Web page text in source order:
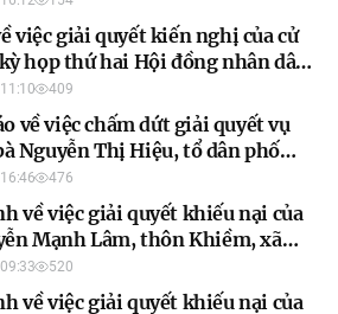
việc giải quyết kiến nghị của cử
họp thứ hai Hội đồng nhân dân
XIX409
về việc chấm dứt giải quyết vụ
Nguyễn Thị Hiệu, tổ dân phố
17, phường Minh Xuân, tỉnh
476
về việc giải quyết khiếu nại của
Mạnh Lâm, thôn Khiềm, xã
tỉnh Tuyên Quang (lần hai)
520
về việc giải quyết khiếu nại của